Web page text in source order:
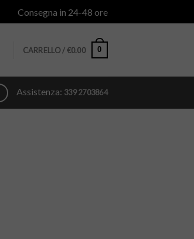
Consegna in 24-48 ore
CARRELLO /€0.00 0
Assistenza: 339 2703864